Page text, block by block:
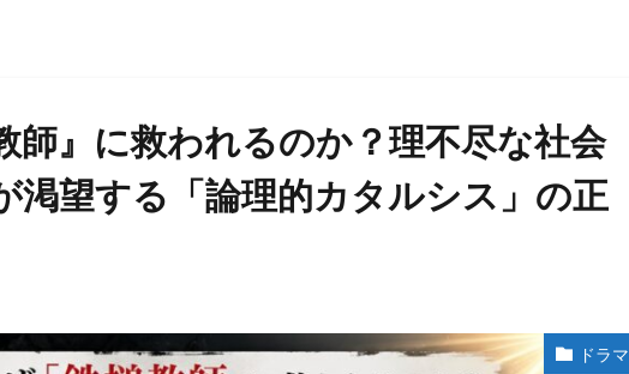
師』に救われるのか？理不尽な社会
渇望する「論理的カタルシス」の正
ドラマ